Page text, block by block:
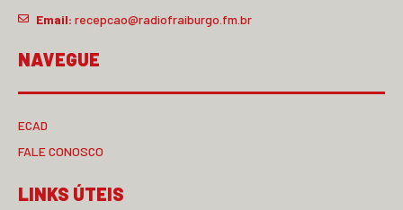
Email: recepcao@radiofraiburgo.fm.br
NAVEGUE
ECAD
FALE CONOSCO
LINKS ÚTEIS